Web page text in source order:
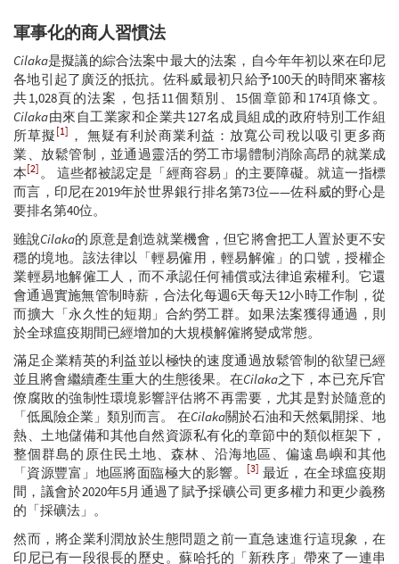
軍事化的商人習慣法
Cilaka是擬議的綜合法案中最大的法案，自今年年初以來在印尼
各地引起了廣泛的抵抗。佐科威最初只給予100天的時間來審核
共1,028頁的法案，包括11個類別、15個章節和174項條文。
Cilaka由來自工業家和企業共127名成員組成的政府特別工作組
所草擬 [1] ， 無疑有利於商業利益：放寬公司稅以吸引更多商
業、放鬆管制，並通過靈活的勞工市場體制消除高昂的就業成
本[2] 。 這些都被認定是「經商容易」的主要障礙。就這一指標
而言，印尼在2019年於世界銀行排名第73位——佐科威的野心是
要排名第40位。
雖說Cilaka的原意是創造就業機會，但它將會把工人置於更不安
穩的境地。該法律以「輕易僱用，輕易解僱」的口號，授權企
業輕易地解僱工人，而不承認任何補償或法律追索權利。它還
會通過實施無管制時薪，合法化每週6天每天12小時工作制，從
而擴大「永久性的短期」合約勞工群。如果法案獲得通過，則
於全球瘟疫期間已經增加的大規模解僱將變成常態。
滿足企業精英的利益並以極快的速度通過放鬆管制的欲望已經
並且將會繼續產生重大的生態後果。在Cilaka之下，本已充斥官
僚腐敗的強制性環境影響評估將不再需要，尤其是對於隨意的
「低風險企業」類別而言。 在Cilaka關於石油和天然氣開採、地
熱、土地儲備和其他自然資源私有化的章節中的類似框架下，
整個群島的原住民土地、森林、沿海地區、偏遠島嶼和其他
「資源豐富」地區將面臨極大的影響。
[3] 最近，在全球瘟疫期
間，議會於2020年5月通過了賦予採礦公司更多權力和更少義務
的「採礦法」。
然而，將企業利潤放於生態問題之前一直急速進行這現象，在
印尼已有一段很長的歷史。蘇哈托的「新秩序」帶來了一連串